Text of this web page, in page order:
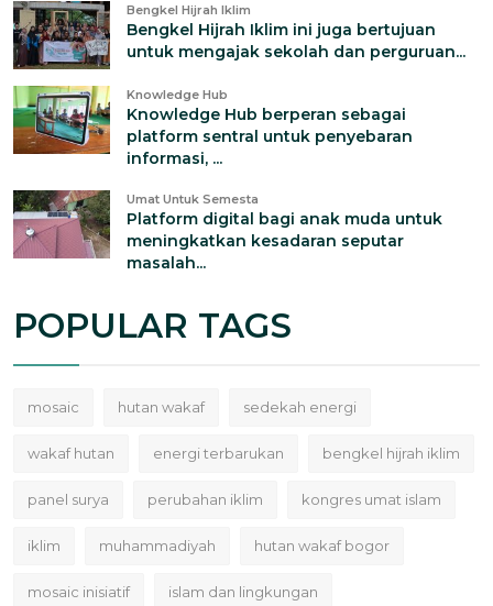
Bengkel Hijrah Iklim
Bengkel Hijrah Iklim ini juga bertujuan
untuk mengajak sekolah dan perguruan...
Knowledge Hub
Knowledge Hub berperan sebagai
platform sentral untuk penyebaran
informasi, ...
Umat Untuk Semesta
Platform digital bagi anak muda untuk
meningkatkan kesadaran seputar
masalah...
POPULAR TAGS
mosaic hutan wakaf sedekah energi
wakaf hutan energi terbarukan bengkel hijrah iklim
panel surya perubahan iklim kongres umat islam
iklim muhammadiyah hutan wakaf bogor
mosaic inisiatif islam dan lingkungan